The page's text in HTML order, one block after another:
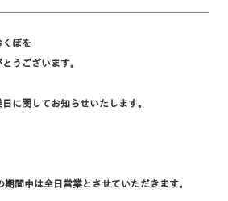
ぼを
うございます。
に関してお知らせいたします。
期間中は全日営業とさせていただきます。